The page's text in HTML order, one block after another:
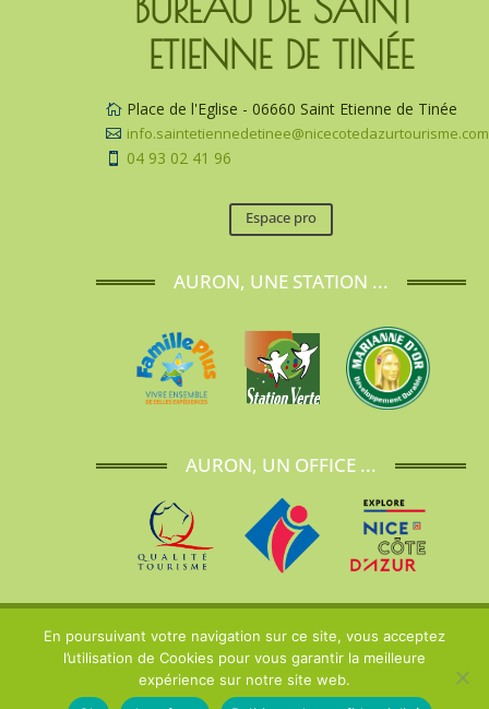
ETIENNE DE TINÉE
 Place de l'Eglise - 06660 Saint Etienne de Tinée
 info.saintetiennedetinee@nicecotedazurtourisme.com
 04 93 02 41 96
Espace pro
AURON, UNE STATION ...
AURON, UN OFFICE ...
En poursuivant votre navigation sur ce site, vous acceptez
l’utilisation de Cookies pour vous garantir la meilleure
expérience sur notre site web.
Nous contacter